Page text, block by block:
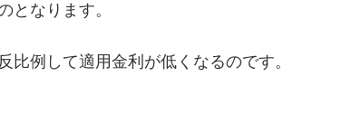
となります。
例して適用金利が低くなるのです。